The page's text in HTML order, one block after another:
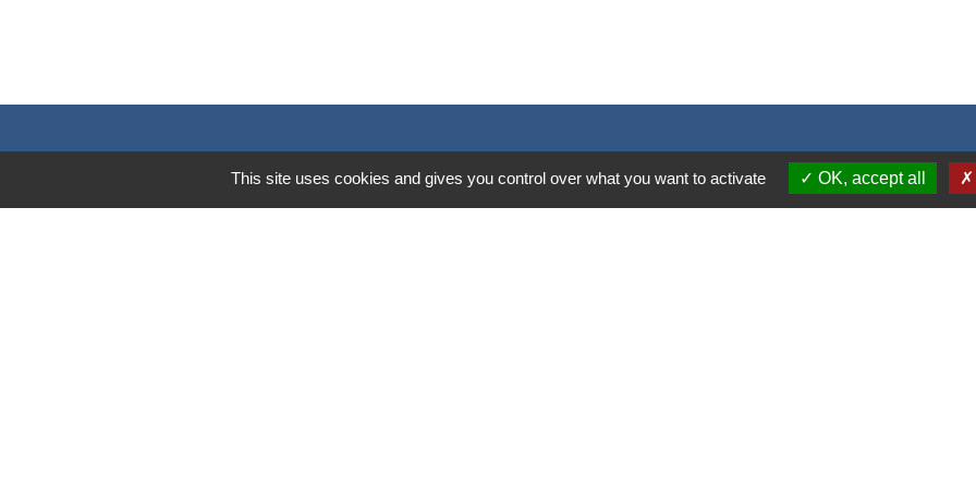
ContactsThis site uses cookies and gives you control over what you want to activate OK, accept all